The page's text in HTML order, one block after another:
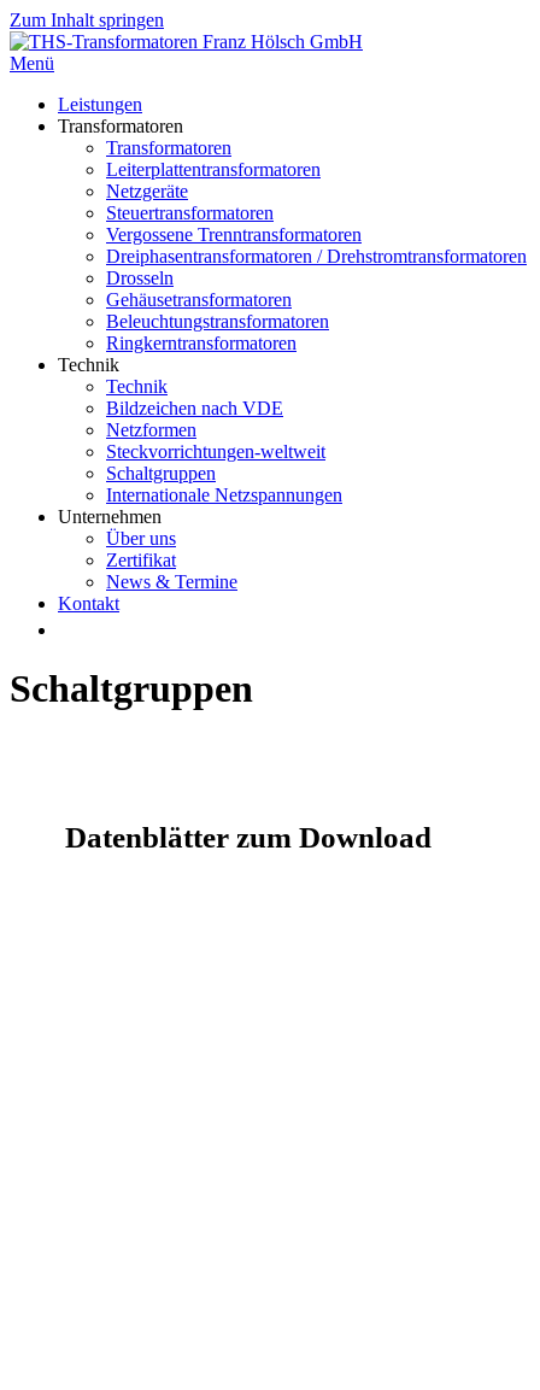
Zum Inhalt springen
Menü
Leistungen
Transformatoren
Transformatoren
Leiterplattentransformatoren
Netzgeräte
Steuertransformatoren
Vergossene Trenntransformatoren
Dreiphasentransformatoren / Drehstromtransformatoren
Drosseln
Gehäusetransformatoren
Beleuchtungstransformatoren
Ringkerntransformatoren
Technik
Technik
Bildzeichen nach VDE
Netzformen
Steckvorrichtungen-weltweit
Schaltgruppen
Internationale Netzspannungen
Unternehmen
Über uns
Zertifikat
News & Termine
Kontakt
Schaltgruppen
Datenblätter zum Download